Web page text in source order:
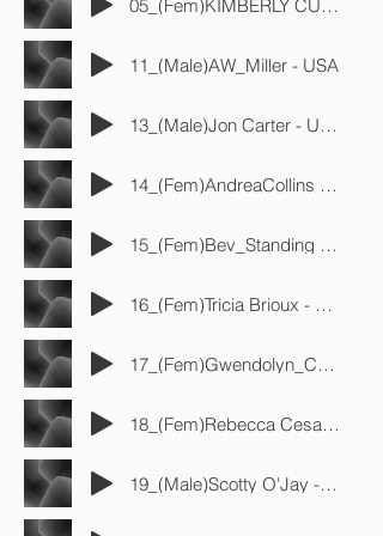
05_(Fem)KIMBERLY CUSHING - USA
11_(Male)AW_Miller - USA
13_(Male)Jon Carter - USA
14_(Fem)AndreaCollins - Canadá
15_(Fem)Bev_Standing - Canadá
16_(Fem)Tricia Brioux - Canadá
17_(Fem)Gwendolyn_Carter - USA
18_(Fem)Rebecca Cesa - USA
19_(Male)Scotty O'Jay - USA